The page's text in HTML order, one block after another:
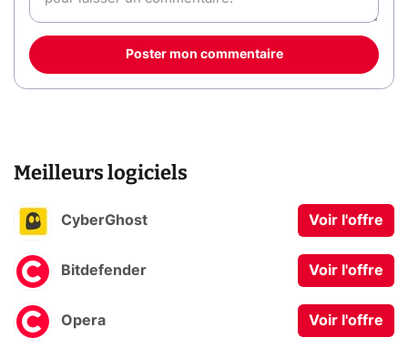
Poster mon commentaire
Meilleurs logiciels
CyberGhost Voir l'offre
Bitdefender Voir l'offre
Opera Voir l'offre